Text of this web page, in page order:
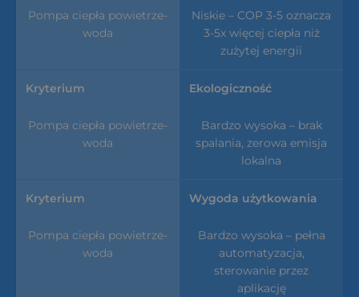
Niskie – COP 3-5 oznacza
3-5x więcej ciepła niż
zużytej energii
Ekologiczność
Bardzo wysoka – brak
spalania, zerowa emisja
lokalna
Wygoda użytkowania
Bardzo wysoka – pełna
automatyzacja,
sterowanie przez
aplikację